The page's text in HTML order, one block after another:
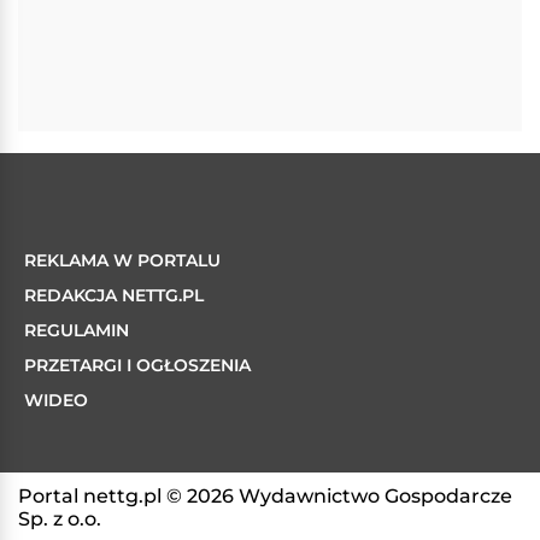
REKLAMA W PORTALU
REDAKCJA NETTG.PL
REGULAMIN
PRZETARGI I OGŁOSZENIA
WIDEO
Portal nettg.pl © 2026 Wydawnictwo Gospodarcze
Sp. z o.o.